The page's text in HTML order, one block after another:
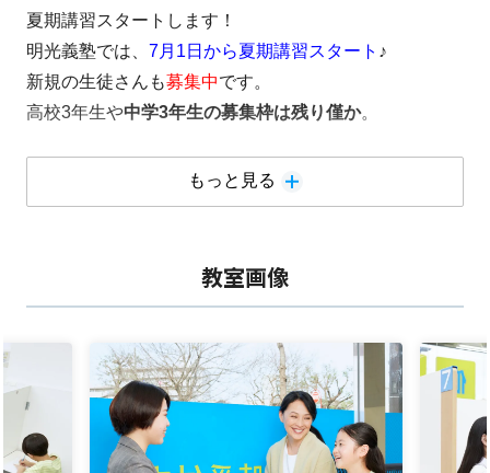
夏期講習スタートします！
明光義塾では、 7月1日から夏期講習スタート ♪
新規の生徒さんも募集中です。
高校3年生や中学3年生の募集枠は残り僅か。
【ただいまのキャンペーン】
①入会金無料（7月末まで）
③友人紹介の方には、お友達・塾生ともに2000分の商
介」とご記入（お答えのあった）方のみ
明光義塾仙台東照宮教室は、
「楽しく・そして暖かい面倒見の
もっと見る
教室画像